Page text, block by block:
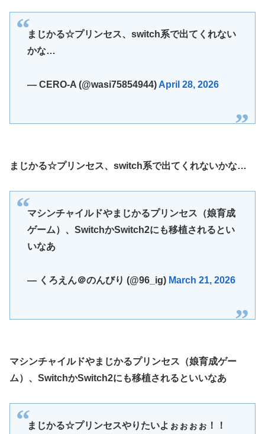
『ほの暮しの庭』パケ版初週売上、Switch2版「21965本」
Switch版「12458本」
百合子「隣に座る貴女」【ミリマス】
んけ』
『ほの暮しの庭』Switch2版 21,965本、Switch版 12,458本
韓国人「どうやら五輪サッカー日韓戦でも審判の接待があっ
た模様…」→「メダル剥奪なのでは…？（ﾌﾞﾙﾌﾞﾙ」＝韓国の
反応
ハロプロ恵体ランキングTOP10
新体操で国体1位！ ついに現れた”リアル浅倉南ちゃん”
なんで今日の始球式に限って、瀬戸口心月ちゃんはミニスカ
た模様
wwwwwwwwwwwwwwwwwwwwwwwwwwwwwwwwww
まじかる☆プリンセス、switch系で出てくれない
かな…
— CERO-A (@wasi75854944) April 28, 2026
まじかる☆プリンセス、switch系で出てくれないかな…
マシンチャイルドやまじかるプリンセス（娘育成
ゲーム）、SwitchかSwitch2にも移植されるとい
いなあ
— くろえん＠のんびり (@96_ig) March 21, 2026
マシンチャイルドやまじかるプリンセス（娘育成ゲー
ム）、SwitchかSwitch2にも移植されるといいなあ
まじかる☆プリンセスやりたいよぉぉぉぉ！！